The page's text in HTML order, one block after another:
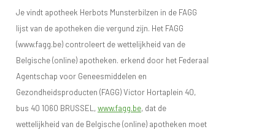
Je vindt apotheek Herbots Munsterbilzen in de FAGG
lijst van de apotheken die vergund zijn. Het FAGG
(www.fagg.be) controleert de wettelijkheid van de
Belgische (online) apotheken. erkend door het Federaal
Agentschap voor Geneesmiddelen en
Gezondheidsproducten (FAGG) Victor Hortaplein 40,
bus 40 1060 BRUSSEL,www.fagg.be, dat de
wettelijkheid van de Belgische (online) apotheken moet